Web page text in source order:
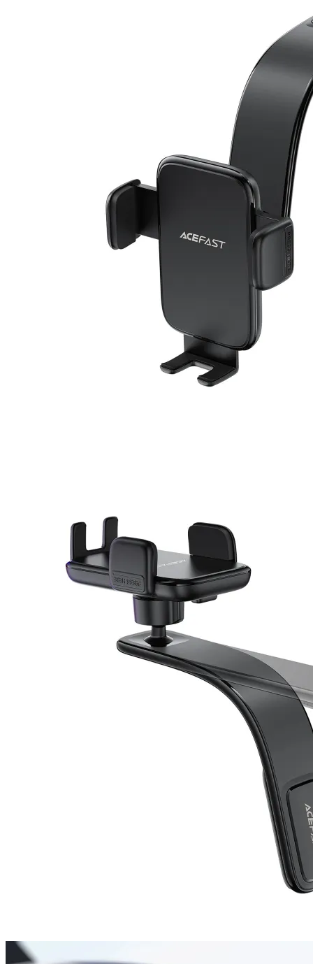
комплекти
Геймърски
слушалки
Микрофони
Падове
Волани/Сим
рейсинг/
Геймърски бюра
Аксесоари
КОМПЮТЪРНА
ПЕРИФЕРИЯ
Мишки
Клавиатури
Слушалки
Web камери